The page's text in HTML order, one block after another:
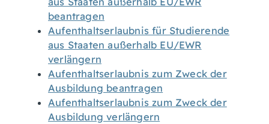
beantragen
Aufenthaltserlaubnis für Studierende
aus Staaten außerhalb EU/EWR
verlängern
Aufenthaltserlaubnis zum Zweck der
Ausbildung beantragen
Aufenthaltserlaubnis zum Zweck der
Ausbildung verlängern